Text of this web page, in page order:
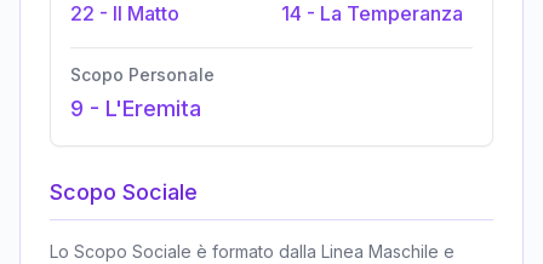
22 - Il Matto 14 - La Temperanza
Scopo Personale
9 - L'Eremita
Scopo Sociale
Lo Scopo Sociale è formato dalla Linea Maschile e